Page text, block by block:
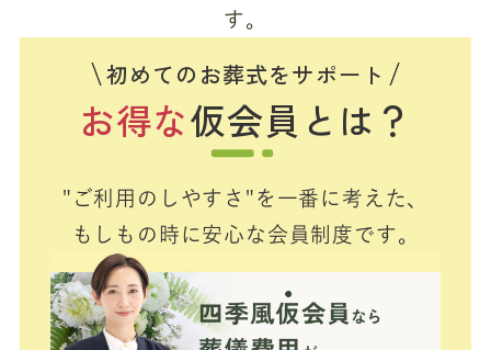
す。
初めてのお葬式をサポート
お得な仮会員とは？
"ご利用のしやすさ"を一番に考えた、
もしもの時に安心な会員制度です。